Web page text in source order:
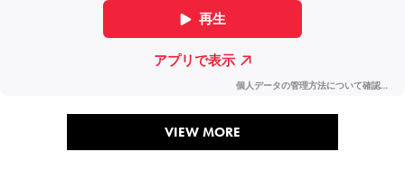
VIEW MORE